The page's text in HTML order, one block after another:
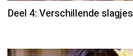
Deel 4: Verschillende slagjes